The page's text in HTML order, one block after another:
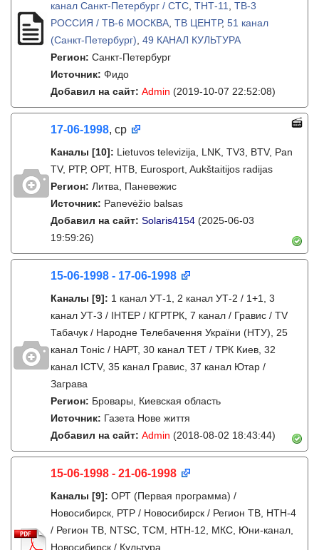
канал Санкт-Петербург / СТС ТНТ-11
ТВ-3
РОССИЯ / ТВ-6 МОСКВА ТВ ЦЕНТР, 51 канал
(Санкт-Петербург) 49 КАНАЛ КУЛЬТУРА
Регион: Санкт-Петербург
Источник: Фидо
Добавил на сайт: Admin (2019-10-07 22:52:08)
17-06-1998, ср
Каналы [10]: Lietuvos televizija, LNK, TV3, BTV, Pan
TV, РТР, ОРТ, НТВ, Eurosport, Aukštaitijos radijas
Регион: Литва, Паневежис
Источник: Panevėžio balsas
Добавил на сайт: Solaris4154 (2025-06-03
19:59:26)
15-06-1998 - 17-06-1998
Каналы [9]: 1 канал УТ-1, 2 канал УТ-2 / 1+1, 3
канал УТ-3 / IНТЕР / КГРТРК, 7 канал / Гравис / TV
Табачук / Народне Телебачення України (НТУ), 25
канал Тонiс / НАРТ, 30 канал ТЕТ / ТРК Киев, 32
канал ICTV, 35 канал Гравис, 37 канал Ютар /
Заграва
Регион: Бровары, Киевская область
Источник: Газета Нове життя
Добавил на сайт: Admin (2018-08-02 18:43:44)
15-06-1998 - 21-06-1998
Каналы [9]: ОРТ (Первая программа) /
Новосибирск, РТР / Новосибирск / Регион ТВ, НТН-4
/ Регион ТВ, NTSC, ТСМ, НТН-12, МКС, Юни-канал,
Новосибирск / Культура